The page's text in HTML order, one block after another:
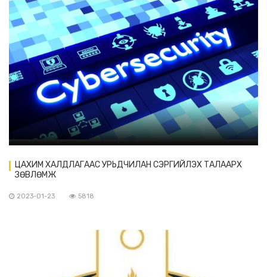
ЦАХИМ ХАЛДЛАГААС УРЬДЧИЛАН СЭРГИЙЛЭХ ТАЛААРХ
ЗӨВЛӨМЖ
2023-01-23 5818